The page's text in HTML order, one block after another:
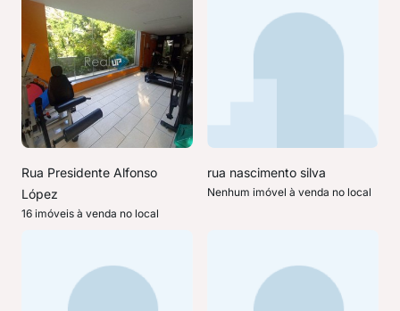
Rua Presidente Alfonso
López
16 imóveis à venda no local
rua nascimento silva
Nenhum imóvel à venda no local